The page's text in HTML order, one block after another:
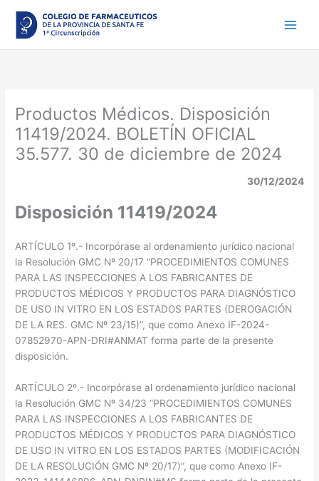
contenido
Productos Médicos. Disposición
11419/2024. BOLETÍN OFICIAL
35.577. 30 de diciembre de 2024
30/12/2024
Disposición 11419/2024
ARTÍCULO 1º.- Incorpórase al ordenamiento jurídico nacional
la Resolución GMC Nº 20/17 “PROCEDIMIENTOS COMUNES
PARA LAS INSPECCIONES A LOS FABRICANTES DE
PRODUCTOS MÉDICOS Y PRODUCTOS PARA DIAGNÓSTICO
DE USO IN VITRO EN LOS ESTADOS PARTES (DEROGACIÓN
DE LA RES. GMC Nº 23/15)”, que como Anexo IF-2024-
07852970-APN-DRI#ANMAT forma parte de la presente
disposición.
ARTÍCULO 2º.- Incorpórase al ordenamiento jurídico nacional
la Resolución GMC Nº 34/23 “PROCEDIMIENTOS COMUNES
PARA LAS INSPECCIONES A LOS FABRICANTES DE
PRODUCTOS MÉDICOS Y PRODUCTOS PARA DIAGNÓSTICO
DE USO IN VITRO EN LOS ESTADOS PARTES (MODIFICACIÓN
DE LA RESOLUCIÓN GMC Nº 20/17)”, que como Anexo IF-